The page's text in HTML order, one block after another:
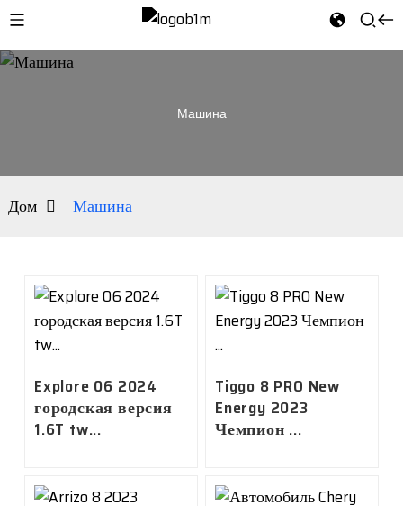
Машина
Дом Машина
Explore 06 2024
городская версия
1.6T tw...
Tiggo 8 PRO New
Energy 2023
Чемпион ...